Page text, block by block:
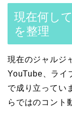
現在何し
を整理
現在のジャルジ
YouTube、ライ
で成り立ってい
らではのコント